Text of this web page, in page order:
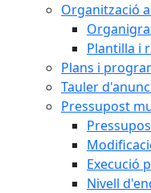
Organització
Plantilla i
Plans i
Tauler
Pressupost
Execució
Nivell